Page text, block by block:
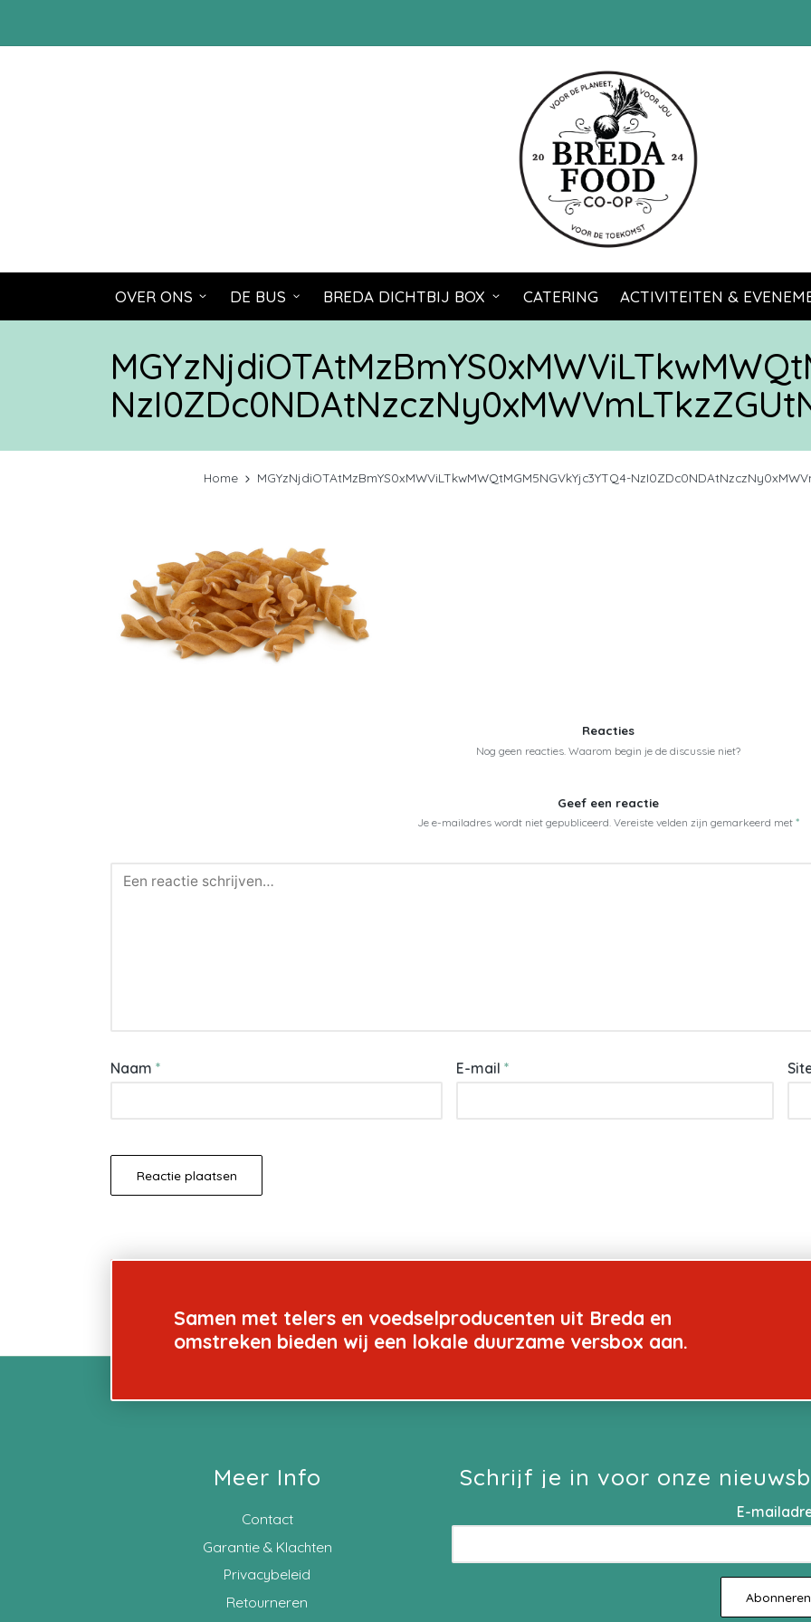
OVER ONS DE BUS BREDA DICHTBIJ BOX CATERING ACTIVITEITEN &
Home MGYzNjdiOTAtMzBmYS0xMWViLTkwMWQtMGM5NGVkYjc3YTQ4-
Reacties
Nog geen reacties. Waarom begin je de discussie niet?
Geef een reactie
Je e-mailadres wordt niet gepubliceerd. Vereiste velden zijn gemarkeerd met *
Naam * E-mail *
Samen met telers en voedselproducenten uit Breda en
omstreken bieden wij een lokale duurzame versbox aan.
Meer Info
Contact
Garantie & Klachten
Privacybeleid
Retourneren
Schrijf je in voor onze
E-